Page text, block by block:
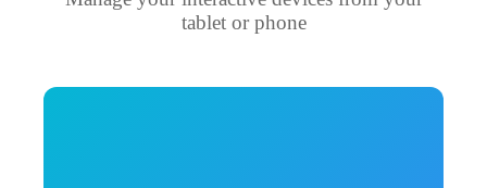
tablet or phone